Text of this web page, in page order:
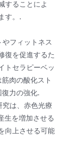
することによ
す。.
やフィットネス
復を促進するた
トセラピーベッ
肉の酸化スト
力の強化.
究は、赤色光療
生を増加させる
向上させる可能